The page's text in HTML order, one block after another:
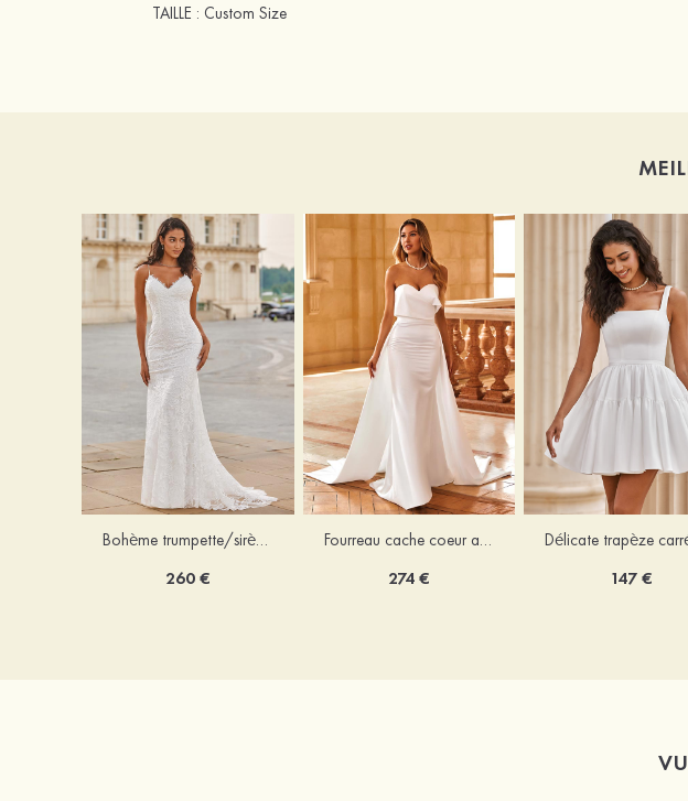
TAILLE : Custom Size
Bohème trumpette/sirène col en v dentelle traîne balayage robe de mariée
260 €
Fourreau cache coeur amovible/abattable satin robe de mariée
274 € 147 €